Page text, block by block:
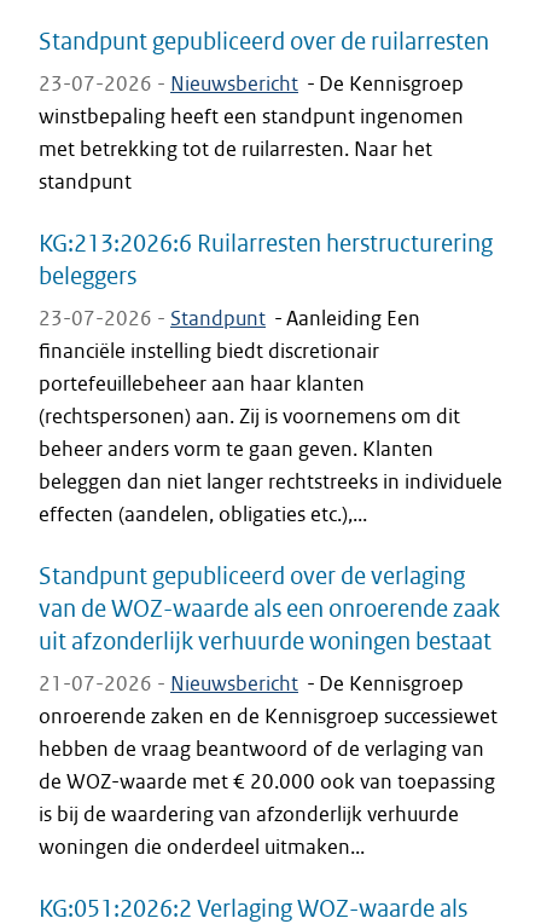
Standpunt gepubliceerd over de ruilarresten
23-07-2026 - Nieuwsbericht - De Kennisgroep
winstbepaling heeft een standpunt ingenomen
met betrekking tot de ruilarresten. Naar het
standpunt
KG:213:2026:6 Ruilarresten herstructurering
beleggers
23-07-2026 - Standpunt -Aanleiding Een
financiële instelling biedt discretionair
portefeuillebeheer aan haar klanten
(rechtspersonen) aan. Zij is voornemens om dit
beheer anders vorm te gaan geven. Klanten
beleggen dan niet langer rechtstreeks in individuele
effecten (aandelen, obligaties etc.),...
Standpunt gepubliceerd over de verlaging
van de WOZ-waarde als een onroerende zaak
uit afzonderlijk verhuurde woningen bestaat
21-07-2026 - Nieuwsbericht - De Kennisgroep
onroerende zaken en de Kennisgroep successiewet
hebben de vraag beantwoord of de verlaging van
de WOZ-waarde met € 20.000 ook van toepassing
is bij de waardering van afzonderlijk verhuurde
woningen die onderdeel uitmaken...
KG:051:2026:2 Verlaging WOZ-waarde als